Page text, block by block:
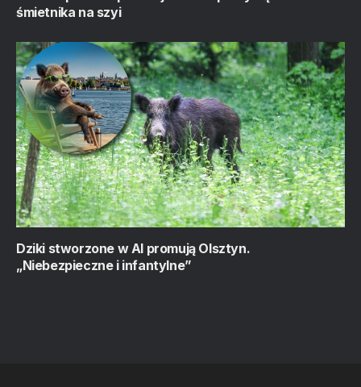
śmietnika na szyi
Dziki stworzone w AI promują Olsztyn.
„Niebezpieczne i infantylne”